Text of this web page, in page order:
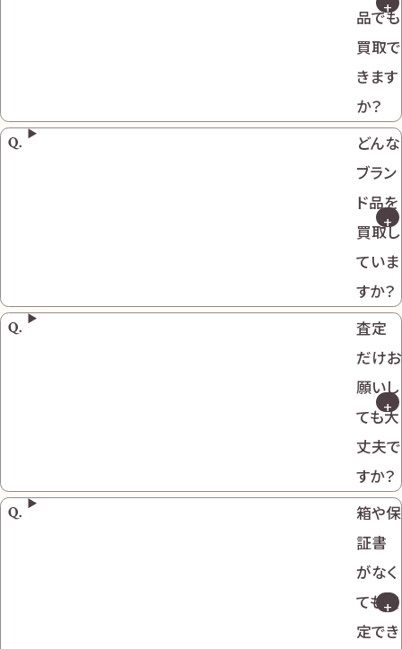
品でも
買取で
きます
か？
どんな
ブラン
ド品を
買取し
ていま
すか？
査定
だけお
願いし
ても大
丈夫で
すか？
箱や保
証書
がなく
ても査
定でき